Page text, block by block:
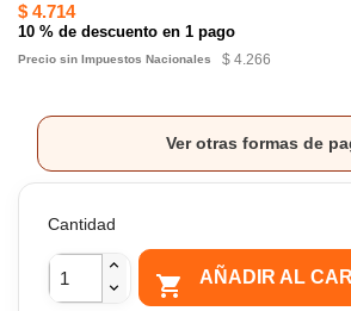
$ 4.714
10 % de descuento en 1 pago
Precio sin Impuestos Nacionales $ 4.266
Ver otras formas de
Cantidad
 AÑADIR AL